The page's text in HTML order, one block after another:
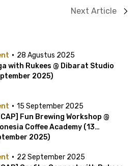
Next Article
· 28 Agustus 2025
with Rukees @ Dibarat Studio
2025)
· 15 September 2025
Fun Brewing Workshop @
Coffee Academy (13
2025)
· 22 September 2025